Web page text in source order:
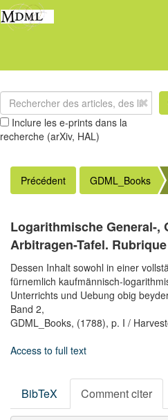
Inclure les e-prints dans la
recherche (arXiv, HAL)
Précédent GDML_Books
Logarithmische General-,
Arbitragen-Tafel.
Dessen Inhalt sowohl in einer
fürnemlich kaufmännisch-
Unterrichts und Uebung obig
Band 2,
GDML_Books, (1788), p. I /
Access to full text
BibTeX Comment citer